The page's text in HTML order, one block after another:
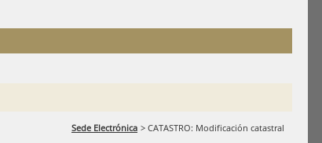
Sede Electrónica > CATASTRO: Modificación catastral